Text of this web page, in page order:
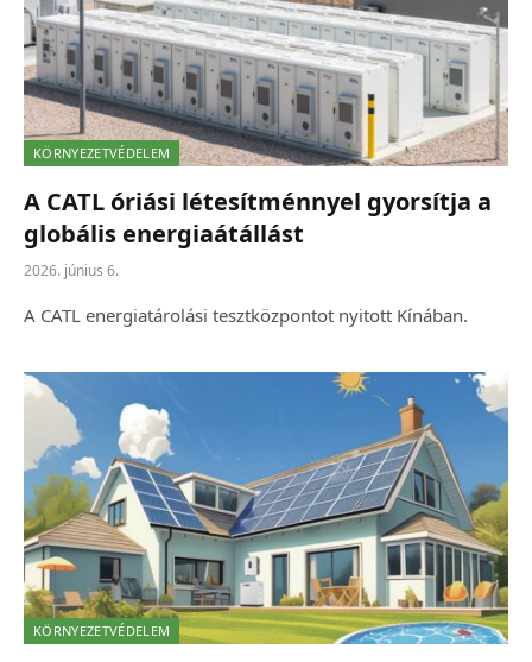
KÖRNYEZETVÉDELEM
A CATL óriási létesítménnyel gyorsítja a
globális energiaátállást
2026. június 6.
A CATL energiatárolási tesztközpontot nyitott Kínában.
KÖRNYEZETVÉDELEM